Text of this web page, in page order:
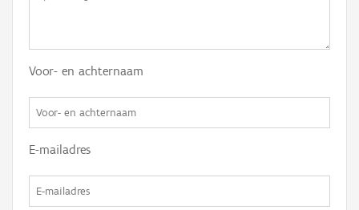
Voor- en achternaam
E-mailadres